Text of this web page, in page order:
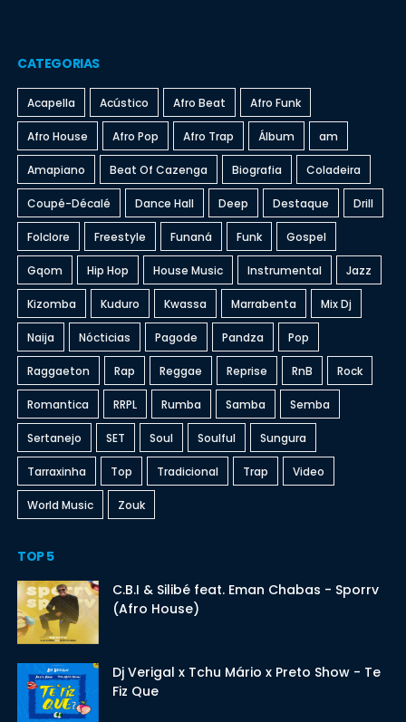
CATEGORIAS
Acapella Acústico Afro Beat Afro Funk
Afro House Afro Pop Afro Trap Álbum am
Amapiano Beat Of Cazenga Biografia Coladeira
Coupé-Décalé Dance Hall Deep Destaque Drill
Folclore Freestyle Funaná Funk Gospel
Gqom Hip Hop House Music Instrumental Jazz
Kizomba Kuduro Kwassa Marrabenta Mix Dj
Naija Nócticias Pagode Pandza Pop
Raggaeton Rap Reggae Reprise RnB Rock
Romantica RRPL Rumba Samba Semba
Sertanejo SET Soul Soulful Sungura
Tarraxinha Top Tradicional Trap Video
World Music Zouk
TOP 5
C.B.I & Silibé feat. Eman Chabas - Sporrv
(Afro House)
Dj Verigal x Tchu Mário x Preto Show - Te
Fiz Que